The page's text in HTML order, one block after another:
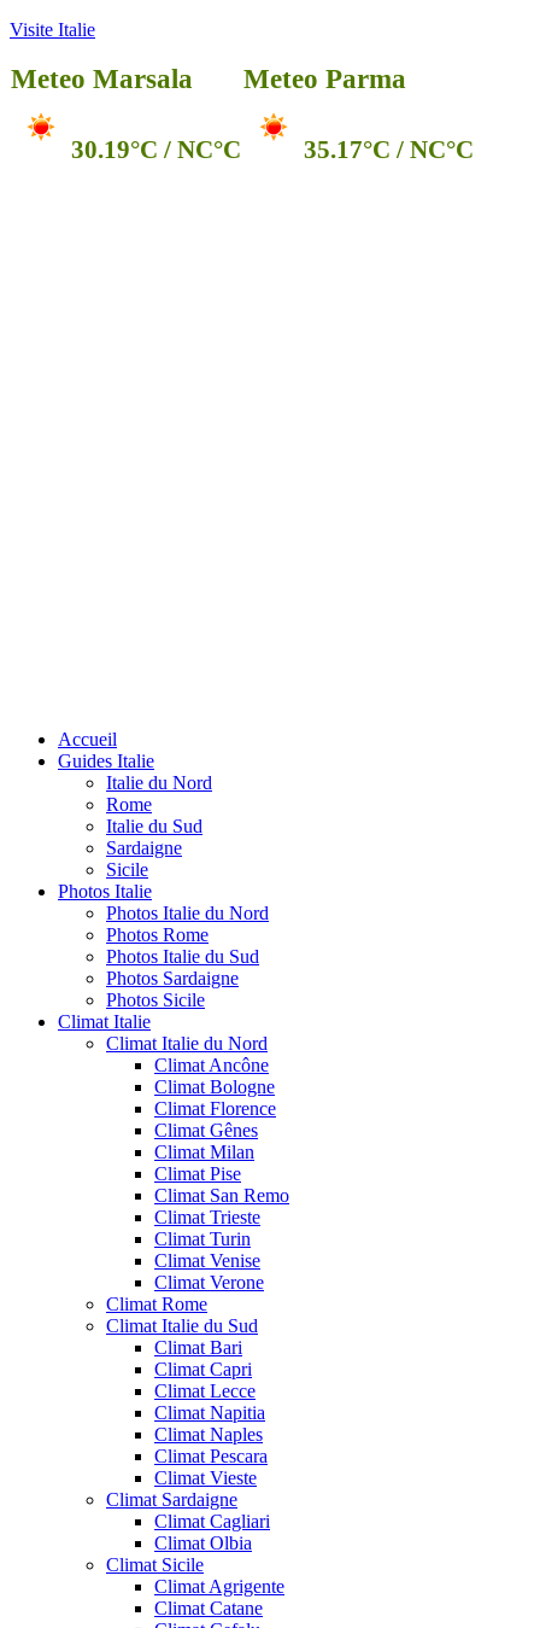
Visite Italie
Meteo Marsala
30.19°C / NC°C
Meteo Parma
35.17°C / NC°C
Accueil
Guides Italie
Italie du Nord
Rome
Italie du Sud
Sardaigne
Sicile
Photos Italie
Photos Italie du Nord
Photos Rome
Photos Italie du Sud
Photos Sardaigne
Photos Sicile
Climat Italie
Climat Italie du Nord
Climat Ancône
Climat Bologne
Climat Florence
Climat Gênes
Climat Milan
Climat Pise
Climat San Remo
Climat Trieste
Climat Turin
Climat Venise
Climat Verone
Climat Rome
Climat Italie du Sud
Climat Bari
Climat Capri
Climat Lecce
Climat Napitia
Climat Naples
Climat Pescara
Climat Vieste
Climat Sardaigne
Climat Cagliari
Climat Olbia
Climat Sicile
Climat Agrigente
Climat Catane